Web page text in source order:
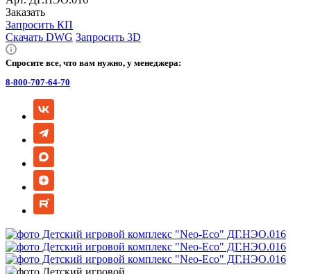
Заказать
Запросить КП
Скачать DWG Запросить 3D
Спросите все, что вам нужно, у менеджера:
8-800-707-64-70